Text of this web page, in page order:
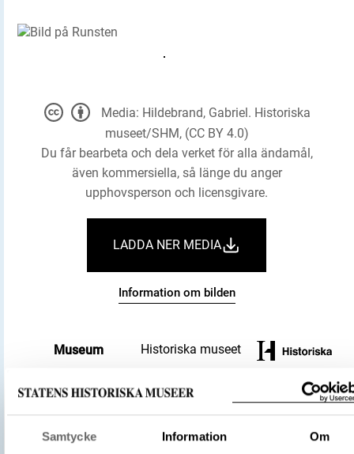
Samtycke Information Om
Museum Historiska museet
Föremålsbenämning
Fragment
Kategori
Arkeologisk samling
Media: Hildebrand, Gabriel. Historiska
museet/SHM, (CC BY 4.0)
Du får bearbeta och dela verket för alla ändamål,
även kommersiella, så länge du anger
upphovsperson och licensgivare.
LADDA NER MEDIA
Information om bilden